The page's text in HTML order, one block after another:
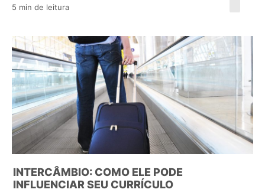
5 min de leitura
INTERCÂMBIO: COMO ELE PODE
INFLUENCIAR SEU CURRÍCULO